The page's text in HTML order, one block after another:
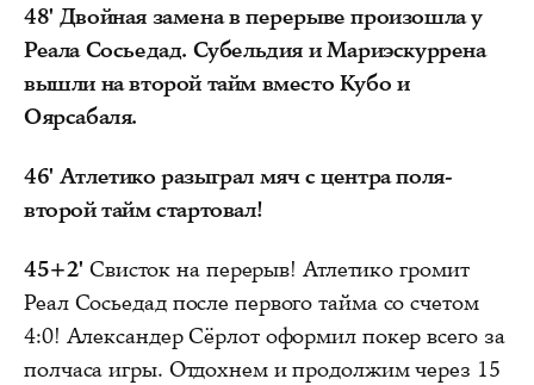
48' Двойная замена в перерыве произошла у
Реала Сосьедад. Субельдия и Мариэскуррена
вышли на второй тайм вместо Кубо и
Оярсабаля.
46' Атлетико разыграл мяч с центра поля-
второй тайм стартовал!
45+2' Свисток на перерыв! Атлетико громит
Реал Сосьедад после первого тайма со счетом
4:0! Александер Сёрлот оформил покер всего за
полчаса игры. Отдохнем и продолжим через 15